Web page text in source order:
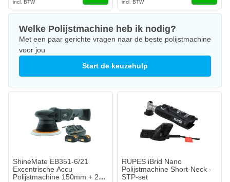
Welke Polijstmachine heb ik nodig?
Met een paar gerichte vragen naar de beste polijstmachine
voor jou
Start de keuzehulp
ShineMate EB351-6/21
Excentrische Accu
Polijstmachine 150mm + 2
RUPES iBrid Nano
Polijstmachine Short-Neck -
STP-set